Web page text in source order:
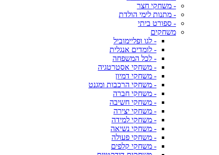
- משחקי חצר
- מתנות לימי הולדת
- ספורט ביתי
משחקים
- לגו ופליימוביל
- לומדים אנגלית
- לכל המשפחה
- משחקי אסטרטגיה
- משחקי דמיון
- משחקי הרכבות ומגנט
- משחקי חברה
- משחקי חשיבה
- משחקי יצירה
- משחקי למידה
- משחקי נשיאה
- משחקי פעולה
- משחקי קלפים